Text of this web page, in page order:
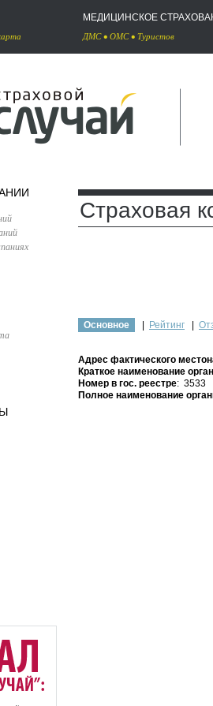
МЕДИЦИНСКОЕ
ДМС• ОМС• Туристов
Страховая
Основное Рейтинг
Адрес фактического
Краткое наименование
Номер в гос. реестре: 3533
Полное наименование